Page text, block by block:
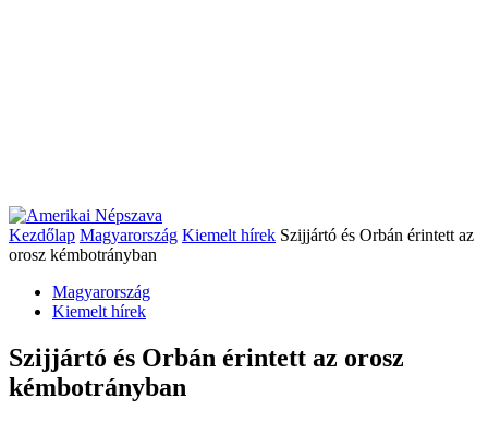
Kezdőlap Magyarország Kiemelt hírek Szijjártó és Orbán érintett az
orosz kémbotrányban
Magyarország
Kiemelt hírek
Szijjártó és Orbán érintett az orosz
kémbotrányban